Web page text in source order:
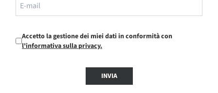
Accetto la gestione dei miei dati in conformità con
l'informativa sulla privacy.
INVIA